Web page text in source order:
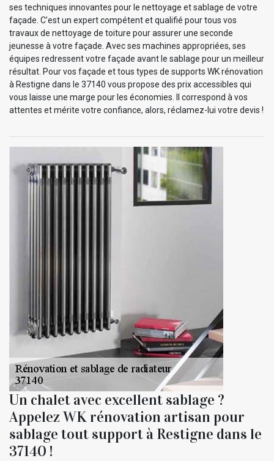
ses techniques innovantes pour le nettoyage et sablage de votre
façade. C’est un expert compétent et qualifié pour tous vos
travaux de nettoyage de toiture pour assurer une seconde
jeunesse à votre façade. Avec ses machines appropriées, ses
équipes redressent votre façade avant le sablage pour un meilleur
résultat. Pour vos façade et tous types de supports WK rénovation
à Restigne dans le 37140 vous propose des prix accessibles qui
vous laisse une marge pour les économies. Il correspond à vos
attentes et mérite votre confiance, alors, réclamez-lui votre devis !
Un chalet avec excellent sablage ?
Appelez WK rénovation artisan pour
sablage tout support à Restigne dans le
37140 !